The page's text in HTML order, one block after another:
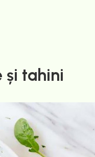
și tahini